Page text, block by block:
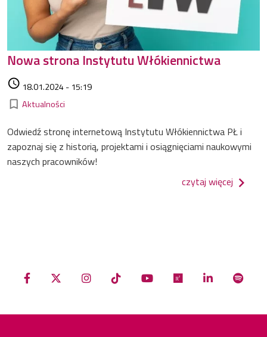
Nowa strona Instytutu Włókiennictwa
access_time 18.01.2024 - 15:19
bookmark_border Kategorie
Aktualności
Odwiedź stronę internetową Instytutu Włókiennictwa PŁ i
zapoznaj się z historią, projektami i osiągnięciami naukowymi
naszych pracowników!
czytaj więcej o